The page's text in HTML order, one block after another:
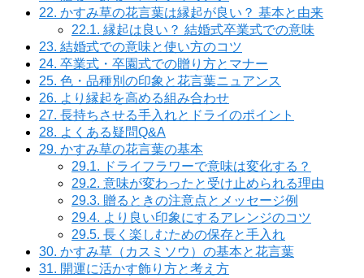
22. かすみ草の花言葉は縁起が良い？ 基本と由来
22.1. 縁起は良い？ 結婚式卒業式での意味
23. 結婚式での意味と使い方のコツ
24. 卒業式・卒園式での贈り方とマナー
25. 色・品種別の印象と花言葉ニュアンス
26. より縁起を高める組み合わせ
27. 長持ちさせる手入れとドライのポイント
28. よくある疑問Q&A
29. かすみ草の花言葉の基本
29.1. ドライフラワーで意味は変化する？
29.2. 意味が変わったと受け止められる理由
29.3. 贈るときの注意点とメッセージ例
29.4. より良い印象にするアレンジのコツ
29.5. 長く楽しむための保存と手入れ
30. かすみ草（カスミソウ）の基本と花言葉
31. 開運に活かす飾り方と考え方